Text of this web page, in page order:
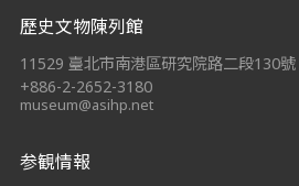
歷史文物陳列館
11529 臺北市南港區研究院路二段130號
+886-2-2652-3180
museum@asihp.net
参観情報